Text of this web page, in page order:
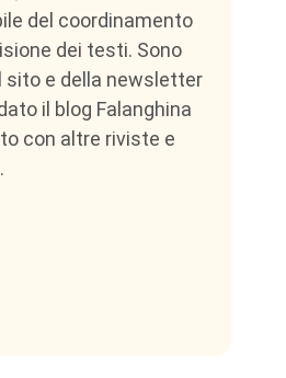
del coordinamento
dei testi. Sono
sito e della newsletter
il blog Falanghina
con altre riviste e